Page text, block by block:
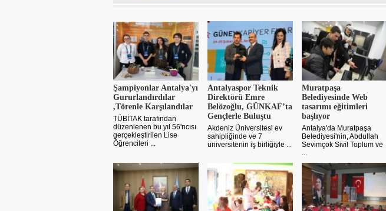
Şampiyonlar Antalya'yı
Gururlandırdılar
,Törenle Karşılandılar
TÜBİTAK tarafından
düzenlenen bu yıl 56'ncısı
gerçekleştirilen Lise
Öğrencileri ...
Antalyaspor Teknik
Direktörü Emre
Belözoğlu, GÜNKAF’ta
Gençlerle Buluştu
Akdeniz Üniversitesi ev
sahipliğinde ve 7
üniversitenin iş birliğiyle ...
Muratpaşa
Belediyesinde Web
tasarımı eğitimleri
başlıyor
Antalya'da Muratpaşa
Belediyesi'nin, Abdullah
Sevimçok Sivil Toplum ve
...